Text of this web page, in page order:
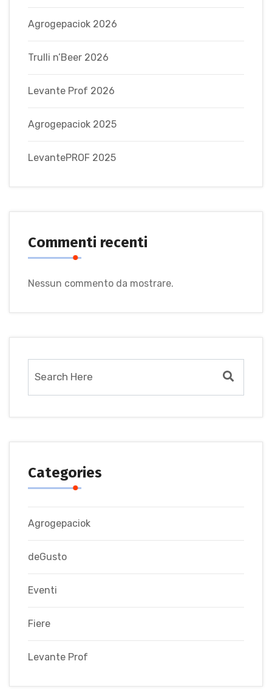
Agrogepaciok 2026
Trulli n’Beer 2026
Levante Prof 2026
Agrogepaciok 2025
LevantePROF 2025
Commenti recenti
Nessun commento da mostrare.
Categories
Agrogepaciok
deGusto
Eventi
Fiere
Levante Prof